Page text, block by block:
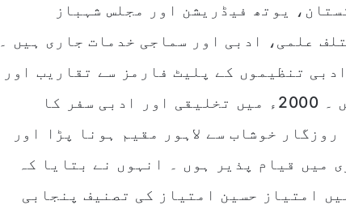
یوتھ فیڈریشن اور مجلس شہباز
علمی، ادبی اور سماجی خدمات جاری ہیں ۔
تنظیموں کے پلیٹ فارمز سے تقاریب اور
کئی ایک پروگرامز آرگنائز کیے ہیں ۔ 2000ء میں تخلیقی اور ادبی سفر کا
خوشاب سے لاہور مقیم ہونا پڑا اور
میں قیام پذیر ہوں ۔ انہوں نے بتایا کہ
امتیاز حسین امتیاز کی تصنیف پنجابی